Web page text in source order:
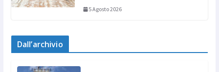
5 Agosto 2026
Dall’archivio